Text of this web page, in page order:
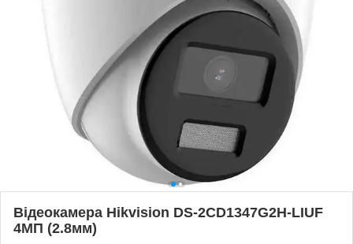
Відеокамера Hikvision DS-2CD1347G2H-LIUF
4МП (2.8мм)